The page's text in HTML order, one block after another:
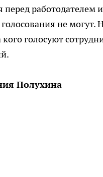
перед работодателем и
голосования не могут.
кого голосуют
Полухина